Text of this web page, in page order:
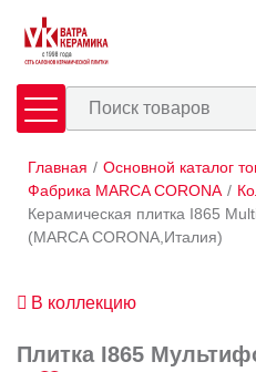
Плитка
Оплата и доставка
Контакты
Главная / Основной каталог
Фабрика MARCA CORONA /
Керамическая плитка I865
(MARCA CORONA,Италия)
В коллекцию
Плитка I865